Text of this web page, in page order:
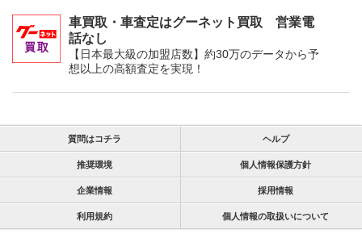
車買取・車査定はグーネット買取 営業電
話なし
【日本最大級の加盟店数】約30万のデータから予
想以上の高額査定を実現！
質問はコチラ ヘルプ
推奨環境 個人情報保護方針
企業情報 採用情報
利用規約 個人情報の取扱いについて